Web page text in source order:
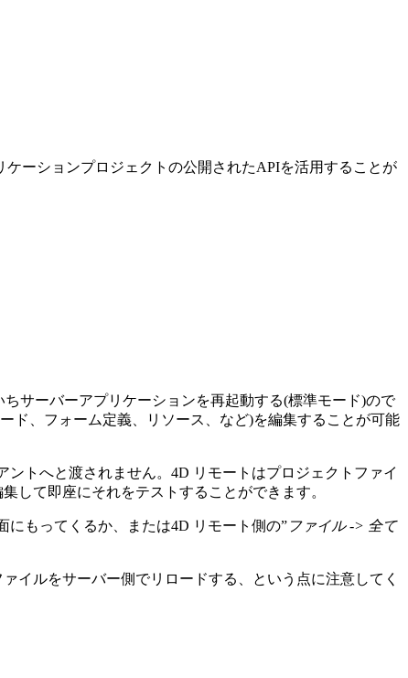
ーションプロジェクトの公開されたAPIを活用することが
サーバーアプリケーションを再起動する(標準モード)ので
ド、フォーム定義、リソース、など)を編集することが可能
ントへと渡されません。4D リモートはプロジェクトファイ
して即座にそれをテストすることができます。
にもってくるか、または4D リモート側の” ファイル -> 全て
イルをサーバー側でリロードする、という点に注意してく